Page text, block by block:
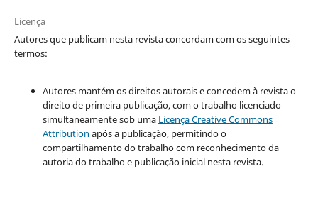
Licença
Autores que publicam nesta revista concordam com os seguintes
termos:
Autores mantém os direitos autorais e concedem à revista o
direito de primeira publicação, com o trabalho licenciado
simultaneamente sob uma Licença Creative Commons
Attribution após a publicação, permitindo o
compartilhamento do trabalho com reconhecimento da
autoria do trabalho e publicação inicial nesta revista.